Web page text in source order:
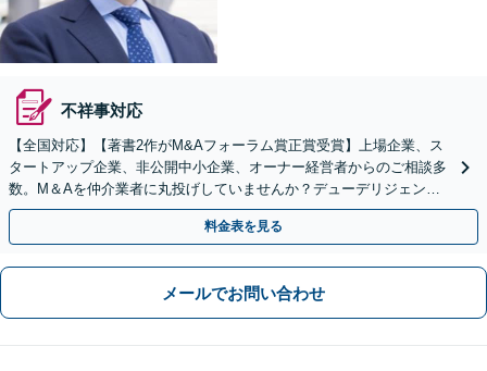
不祥事対応
【全国対応】【著書2作がM&Aフォーラム賞正賞受賞】上場企業、ス
タートアップ企業、非公開中小企業、オーナー経営者からのご相談多
数。M＆Aを仲介業者に丸投げしていませんか？デューデリジェンス
や契約書作成・交渉はお任せください【初回無料】
料金表を見る
メールでお問い合わせ